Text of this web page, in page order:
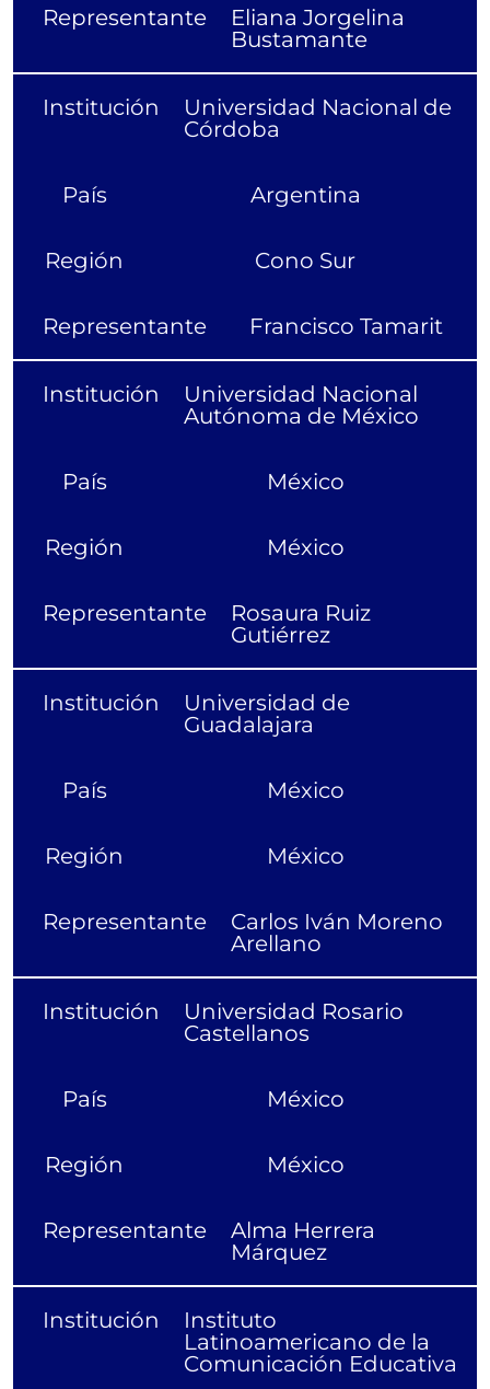
Representante
Eliana Jorgelina
Bustamante
Institución
Universidad Nacional de
Córdoba
País Argentina
Región Cono Sur
Representante Francisco Tamarit
Institución
Universidad Nacional
Autónoma de México
País México
Región México
Representante
Rosaura Ruiz
Gutiérrez
Institución
Universidad de
Guadalajara
País México
Región México
Representante
Carlos Iván Moreno
Arellano
Institución
Universidad Rosario
Castellanos
País México
Región México
Representante
Alma Herrera
Márquez
Institución
Instituto
Latinoamericano de la
Comunicación Educativa